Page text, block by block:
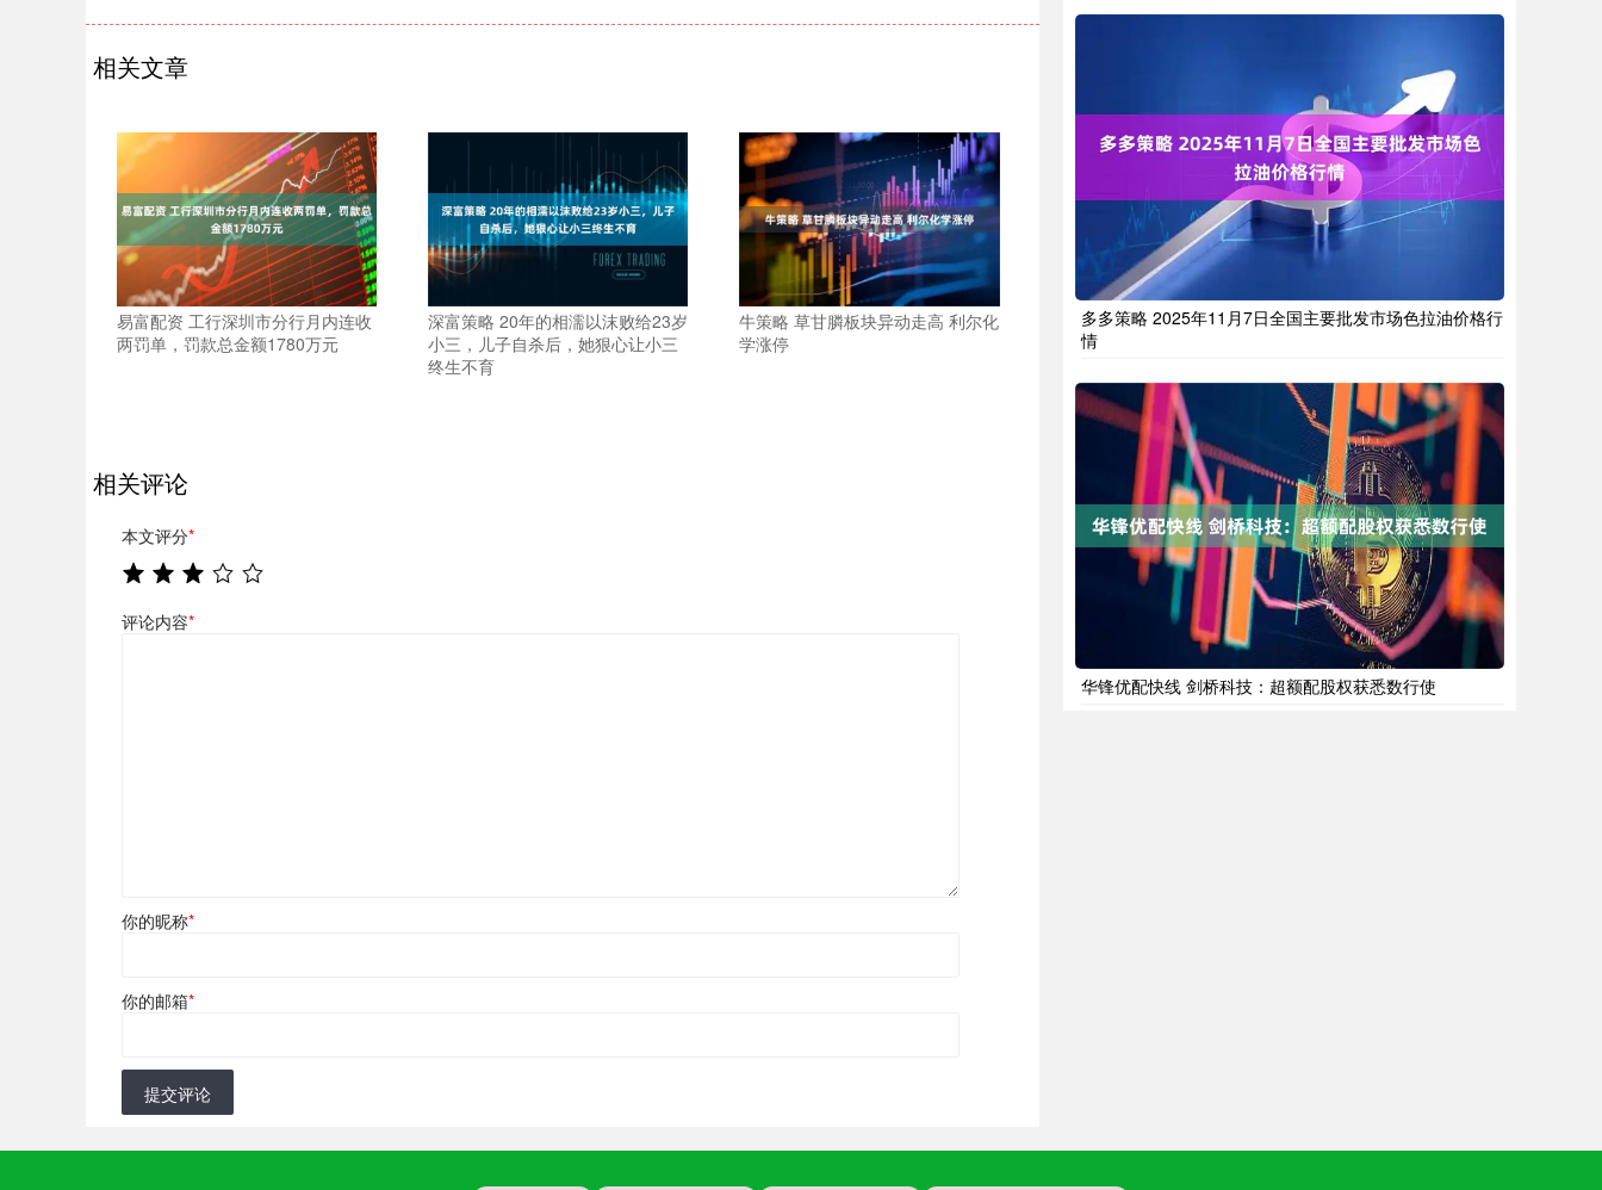
相关文章
易富配资 工行深圳市分行月内连收
两罚单，罚款总金额1780万元
深富策略 20年的相濡以沫败给23岁
小三，儿子自杀后，她狠心让小三
终生不育
牛策略 草甘膦板块异动走高 利尔化
学涨停
相关评论
本文评分*
评论内容*
你的昵称*
你的邮箱*
提交评论
多多策略 2025年11月7日全国主要批发市场色拉油价格行
情
华锋优配快线 剑桥科技：超额配股权获悉数行使